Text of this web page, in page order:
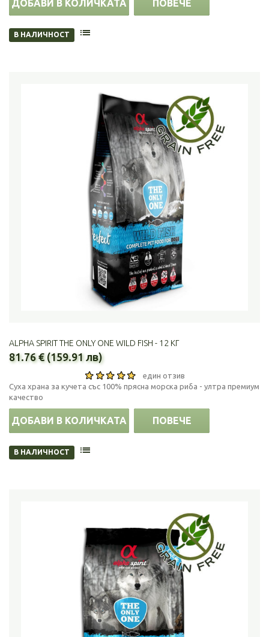
ДОБАВИ В КОЛИЧКАТА ПОВЕЧЕ
В НАЛИЧНОСТ
ALPHA SPIRIT THE ONLY ONE WILD FISH - 12 КГ
81.76 € (159.91 лв)
един отзив
Суха храна за кучета със 100% прясна морска риба - ултра премиум
качество
ДОБАВИ В КОЛИЧКАТА ПОВЕЧЕ
В НАЛИЧНОСТ